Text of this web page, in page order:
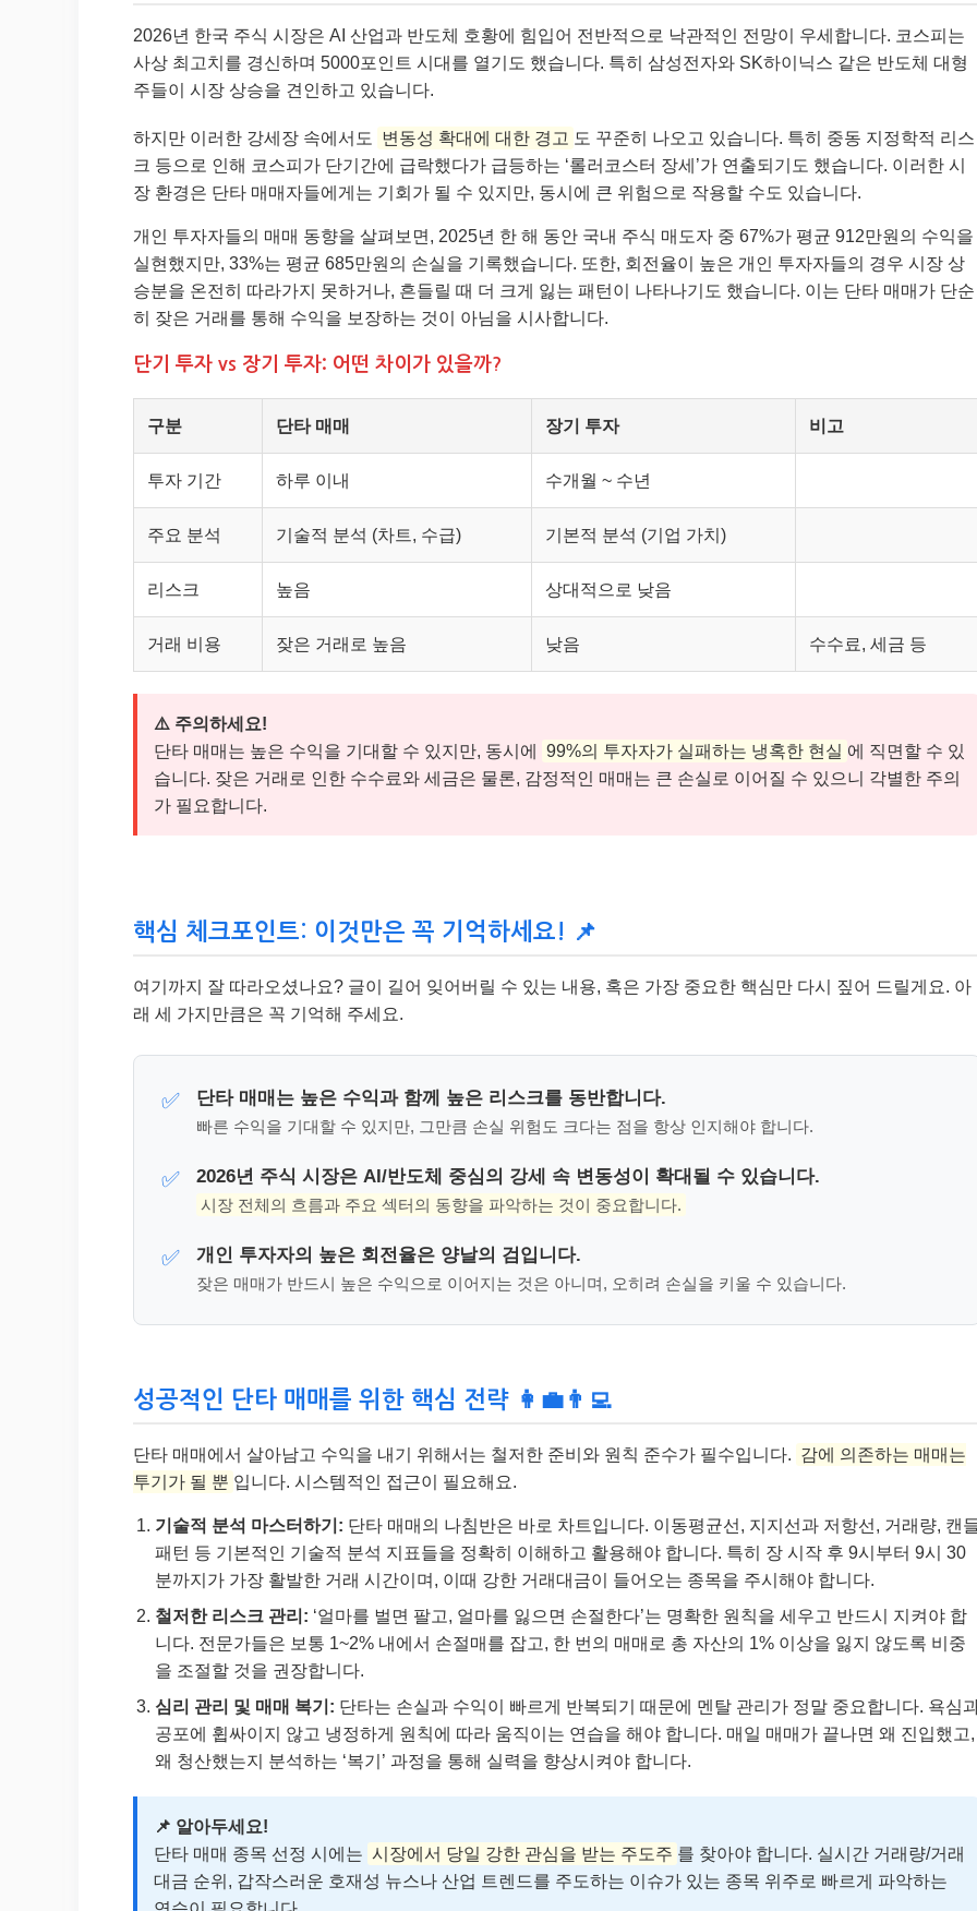
2026년 한국 주식 시장은 AI 산업과 반도체 호황에 힘입어 전반적으로 낙관적인 전망이 우세합니다. 코스피는
사상 최고치를 경신하며 5000포인트 시대를 열기도 했습니다. 특히 삼성전자와 SK하이닉스 같은 반도체 대형
주들이 시장 상승을 견인하고 있습니다.
하지만 이러한 강세장 속에서도 변동성 확대에 대한 경고 도 꾸준히 나오고 있습니다. 특히 중동 지정학적 리스
크 등으로 인해 코스피가 단기간에 급락했다가 급등하는 ‘롤러코스터 장세’가 연출되기도 했습니다. 이러한 시
장 환경은 단타 매매자들에게는 기회가 될 수 있지만, 동시에 큰 위험으로 작용할 수도 있습니다.
개인 투자자들의 매매 동향을 살펴보면, 2025년 한 해 동안 국내 주식 매도자 중 67%가 평균 912만원의 수익을
실현했지만, 33%는 평균 685만원의 손실을 기록했습니다. 또한, 회전율이 높은 개인 투자자들의 경우 시장 상
승분을 온전히 따라가지 못하거나, 흔들릴 때 더 크게 잃는 패턴이 나타나기도 했습니다. 이는 단타 매매가 단순
히 잦은 거래를 통해 수익을 보장하는 것이 아님을 시사합니다.
단기 투자 vs 장기 투자: 어떤 차이가 있을까?
구분 단타 매매 장기 투자 비고
투자 기간 하루 이내 수개월 ~ 수년
주요 분석 기술적 분석 (차트, 수급) 기본적 분석 (기업 가치)
리스크 높음 상대적으로 낮음
거래 비용 잦은 거래로 높음 낮음 수수료, 세금 등
⚠️ 주의하세요!
단타 매매는 높은 수익을 기대할 수 있지만, 동시에
99%의 투자자가 실패하는 냉혹한 현실 에 직면할 수 있
습니다. 잦은 거래로 인한 수수료와 세금은 물론, 감정적인 매매는 큰 손실로 이어질 수 있으니 각별한 주의
가 필요합니다.
핵심 체크포인트: 이것만은 꼭 기억하세요! 📌
여기까지 잘 따라오셨나요? 글이 길어 잊어버릴 수 있는 내용, 혹은 가장 중요한 핵심만 다시 짚어 드릴게요. 아
래 세 가지만큼은 꼭 기억해 주세요.
✅ 단타 매매는 높은 수익과 함께 높은 리스크를 동반합니다.
빠른 수익을 기대할 수 있지만, 그만큼 손실 위험도 크다는 점을 항상 인지해야 합니다.
✅ 2026년 주식 시장은 AI/반도체 중심의 강세 속 변동성이 확대될 수 있습니다.
시장 전체의 흐름과 주요 섹터의 동향을 파악하는 것이 중요합니다.
✅ 개인 투자자의 높은 회전율은 양날의 검입니다.
잦은 매매가 반드시 높은 수익으로 이어지는 것은 아니며, 오히려 손실을 키울 수 있습니다.
성공적인 단타 매매를 위한 핵심 전략 👩‍💼👨‍💻
단타 매매에서 살아남고 수익을 내기 위해서는 철저한 준비와 원칙 준수가 필수입니다. 감에 의존하는 매매는
투기가 될 뿐 입니다. 시스템적인 접근이 필요해요.
기술적 분석 마스터하기: 단타 매매의 나침반은 바로 차트입니다. 이동평균선, 지지선과 저항선, 거래량, 캔
패턴 등 기본적인 기술적 분석 지표들을 정확히 이해하고 활용해야 합니다. 특히 장 시작 후 9시부터 9시 30
분까지가 가장 활발한 거래 시간이며, 이때 강한 거래대금이 들어오는 종목을 주시해야 합니다.
철저한 리스크 관리: ‘얼마를 벌면 팔고, 얼마를 잃으면 손절한다’는 명확한 원칙을 세우고 반드시 지켜야 합
니다. 전문가들은 보통 1~2% 내에서 손절매를 잡고, 한 번의 매매로 총 자산의 1% 이상을 잃지 않도록 비중
을 조절할 것을 권장합니다.
심리 관리 및 매매 복기: 단타는 손실과 수익이 빠르게 반복되기 때문에 멘탈 관리가 정말 중요합니다. 욕심
공포에 휩싸이지 않고 냉정하게 원칙에 따라 움직이는 연습을 해야 합니다. 매일 매매가 끝나면 왜 진입했고,
왜 청산했는지 분석하는 ‘복기’ 과정을 통해 실력을 향상시켜야 합니다.
📌 알아두세요!
단타 매매 종목 선정 시에는 시장에서 당일 강한 관심을 받는 주도주 를 찾아야 합니다. 실시간 거래량/거래
대금 순위, 갑작스러운 호재성 뉴스나 산업 트렌드를 주도하는 이슈가 있는 종목 위주로 빠르게 파악하는